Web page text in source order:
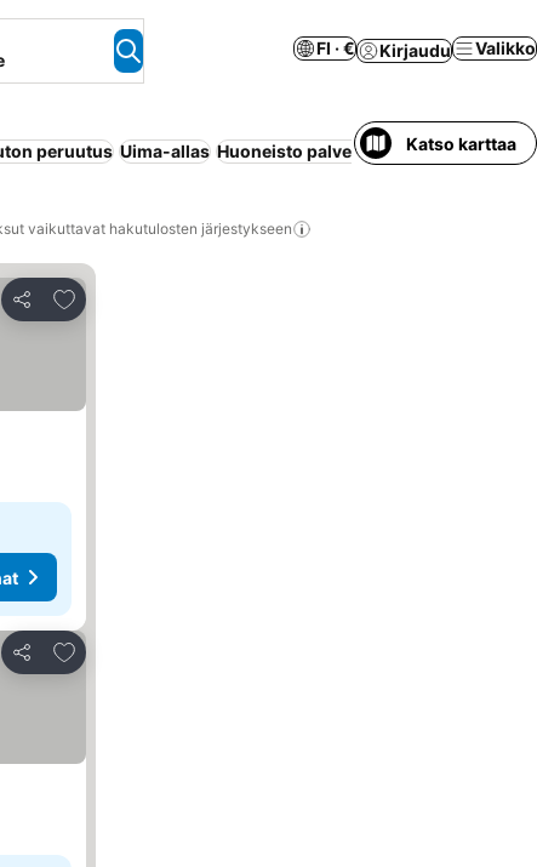
FI · € Kirjaudu Valikko
peruutus Uima-allas Huoneisto palveluilla Ilmastointi Wi-
Katso karttaa
vaikuttavat hakutulosten järjestykseen
Jaa
Lisää suosikkeihin
Jaa
Lisää suosikkeihin